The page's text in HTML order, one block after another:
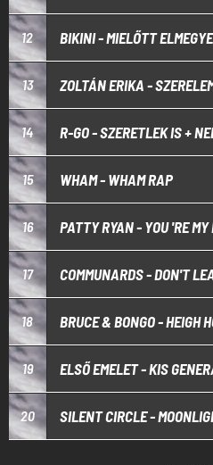
12 BIKINI - MIELŐTT
13 ZOLTÁN ERIKA -
14 R-GO - SZERETLEK IS +
15 WHAM - WHAM RAP
16 PATTY RYAN - YOU 'RE MY
17 COMMUNARDS - DON'T
18 BRUCE & BONGO - HEIGH
19 ELSŐ EMELET - KIS
20 SILENT CIRCLE -